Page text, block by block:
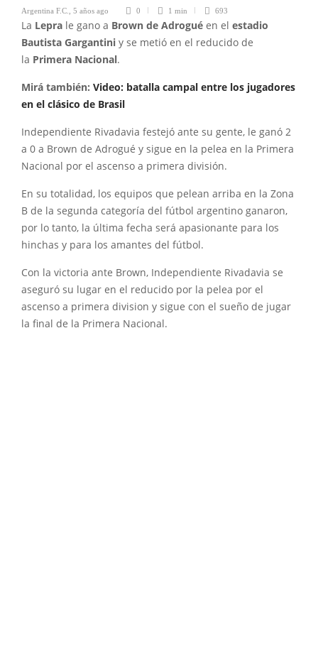
Argentina F.C. 5 años ago 0 1 min 693
La Lepra le gano a Brown de Adrogué en el estadio
Bautista Gargantini y se metió en el reducido de
la Primera Nacional.
Mirá también: Video: batalla campal entre los jugadores
en el clásico de Brasil
Independiente Rivadavia festejó ante su gente, le ganó 2
a 0 a Brown de Adrogué y sigue en la pelea en la Primera
Nacional por el ascenso a primera división.
En su totalidad, los equipos que pelean arriba en la Zona
B de la segunda categoría del fútbol argentino ganaron,
por lo tanto, la última fecha será apasionante para los
hinchas y para los amantes del fútbol.
Con la victoria ante Brown, Independiente Rivadavia se
aseguró su lugar en el reducido por la pelea por el
ascenso a primera division y sigue con el sueño de jugar
la final de la Primera Nacional.